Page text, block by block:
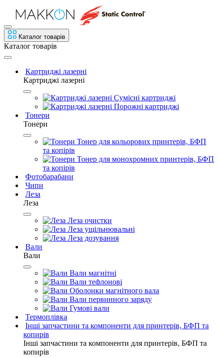
Каталог товарів
Каталог товарів
Картриджі лазерні
Картриджі лазерні
Сумісні картриджі
Порожні картриджі
Тонери
Тонери
Тонер для кольорових принтерів, БФП
та копірів
Тонер для монохромних принтерів, БФП
та копірів
Фотобарабани
Чипи
Леза
Леза
Леза очистки
Леза ущільнювальні
Леза дозування
Вали
Вали
Вали магнітні
Вали тефлонові
Оболонки магнітного вала
Вали первинного заряду
Гумові вали
Термоплівка
Інші запчастини та компоненти для принтерів, БФП та
копирів
Інші запчастини та компоненти для принтерів, БФП та
копирів